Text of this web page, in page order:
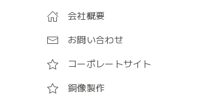
会社概要
お問い合わせ
コーポレートサイト
銅像製作